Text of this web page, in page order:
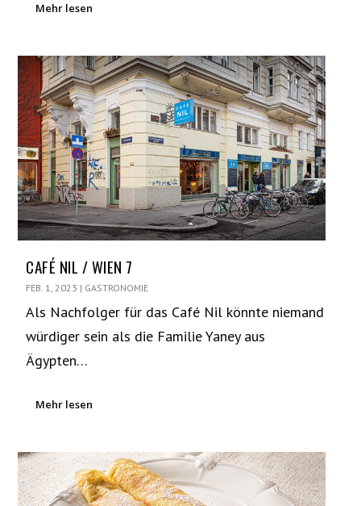
Mehr lesen
CAFÉ NIL / WIEN 7
FEB. 1, 2023 | GASTRONOMIE
Als Nachfolger für das Café Nil könnte niemand
würdiger sein als die Familie Yaney aus
Ägypten…
Mehr lesen